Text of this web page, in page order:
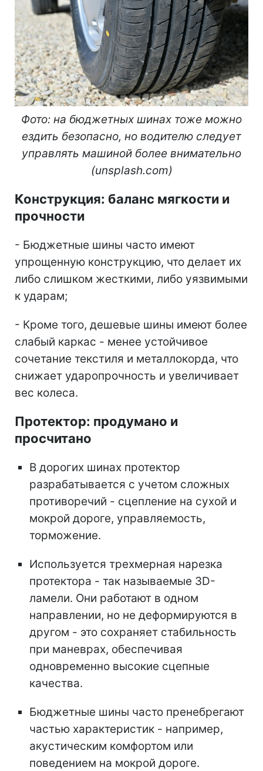
Фото: на бюджетных шинах тоже можно
ездить безопасно, но водителю следует
управлять машиной более внимательно
(unsplash.com)
Конструкция: баланс мягкости и
прочности
- Бюджетные шины часто имеют
упрощенную конструкцию, что делает их
либо слишком жесткими, либо уязвимыми
к ударам;
- Кроме того, дешевые шины имеют более
слабый каркас - менее устойчивое
сочетание текстиля и металлокорда, что
снижает ударопрочность и увеличивает
вес колеса.
Протектор: продумано и
просчитано
В дорогих шинах протектор
разрабатывается с учетом сложных
противоречий - сцепление на сухой и
мокрой дороге, управляемость,
торможение.
Используется трехмерная нарезка
протектора - так называемые 3D-
ламели. Они работают в одном
направлении, но не деформируются в
другом - это сохраняет стабильность
при маневрах, обеспечивая
одновременно высокие сцепные
качества.
Бюджетные шины часто пренебрегают
частью характеристик - например,
акустическим комфортом или
поведением на мокрой дороге.